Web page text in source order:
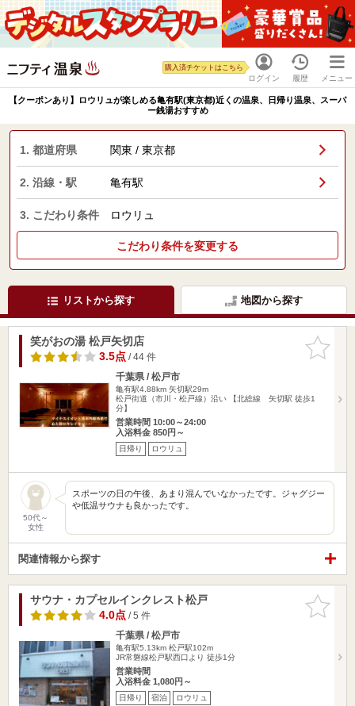
ログイン
購入済チケットはこちら
履歴 メニュー
【クーポンあり】ロウリュが楽しめる亀有駅(東京都)近くの温泉、日帰り温泉、スーパ
ー銭湯おすすめ
1. 都道府県 関東 / 東京都
2. 沿線・駅 亀有駅
3. こだわり条件 ロウリュ
こだわり条件を変更する
リストから探す 地図から探す
お気に入
りに追加
笑がおの湯 松戸矢切店
3.5点/ 44 件
千葉県 / 松戸市
亀有駅4.88km 矢切駅29m
松戸街道（市川・松戸線）沿い 【北総線 矢切駅 徒歩1
分】
営業時間 10:00～24:00
入浴料金 850円～
日帰り ロウリュ
50代～
女性
スポーツの日の午後、あまり混んでいなかったです。ジャグジー
や低温サウナも良かったです。
関連情報から探す
お気に入
りに追加
サウナ・カプセルインクレスト松戸
4.0点/ 5 件
千葉県 / 松戸市
亀有駅5.13km 松戸駅102m
JR常磐線松戸駅西口より 徒歩1分
営業時間
入浴料金 1,080円～
日帰り 宿泊 ロウリュ